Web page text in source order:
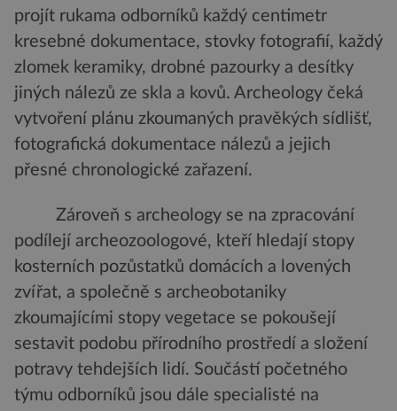
projít rukama odborníků každý centimetr
kresebné dokumentace, stovky fotografií, každý
zlomek keramiky, drobné pazourky a desítky
jiných nálezů ze skla a kovů. Archeology čeká
vytvoření plánu zkoumaných pravěkých sídlišť,
fotografická dokumentace nálezů a jejich
přesné chronologické zařazení.
Zároveň s archeology se na zpracování
podílejí archeozoologové, kteří hledají stopy
kosterních pozůstatků domácích a lovených
zvířat, a společně s archeobotaniky
zkoumajícími stopy vegetace se pokoušejí
sestavit podobu přírodního prostředí a složení
potravy tehdejších lidí. Součástí početného
týmu odborníků jsou dále specialisté na